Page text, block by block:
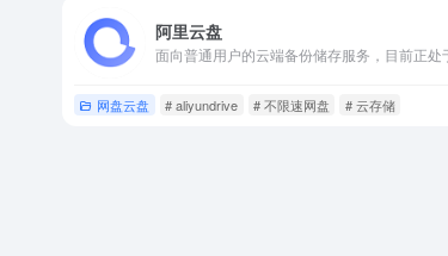
阿里云盘
网盘云盘 # aliyundrive # 不限速网盘 # 云存储